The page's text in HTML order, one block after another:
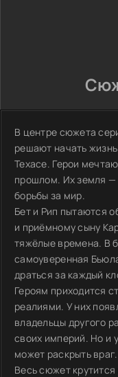
В центре сюжета
решают начать
Техасе. Герои
прошлом. Их земля —
борьбы за мир.
Бет и Рип пытаются
и приёмному сыну
тяжёлые времена. В
самоуверенная
драться за каждый
Героям приходится
реалиями. У них
владельцы другого
своих империй. Но и
может раскрыть враг.
Весь сюжет